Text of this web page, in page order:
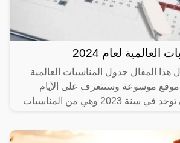
لعام 2024
هذا المقال جدول المناسبات العالمية
على موقع موسوعة وسنتعرف على الأيام
والمناسبات التي توجد في سنة 2023 وهي من المناسبات